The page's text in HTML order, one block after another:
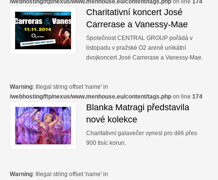
/webhosting/ftp/nexus/www.menhouse.eu/content/tags.php on line 174
Charitativní koncert José
Carrerase a Vanessy-Mae
Společnost CENTRAL GROUP pořádá v
listopadu v pražské O2 areně unikátní
dvojkoncert José Carrerase a Vanessy-Mae.
Warning: Illegal string offset 'name' in
/webhosting/ftp/nexus/www.menhouse.eu/content/tags.php on line 174
Blanka Matragi představila
nové kolekce
Charitativní galavečer vynesl pro děti přes
900 tisíc korun.
Warning: Illegal string offset 'name' in